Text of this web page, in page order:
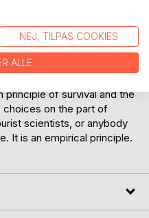
structural political
resembles falsification.
principle of survival and the
choices on the part of
scientists, or anybody
It is an empirical principle.
NEJ, TILPAS COOKIES
ALLE